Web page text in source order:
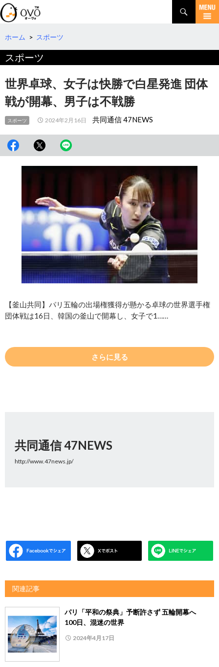
検
索
コ
テ
へ
ホーム > スポーツ
スポーツ
世界卓球、女子は快勝で白星発進 団体
戦が開幕、男子は不戦勝
スポーツ 2024年2月16日 共同通信 47NEWS
【釜山共同】パリ五輪の出場権獲得が懸かる卓球の世界選手権
団体戦は16日、韓国の釜山で開幕し、女子で1……
さらに見る
共同通信 47NEWS
http://www.47news.jp/
関連記事
パリ「平和の祭典」予断許さず 五輪開幕へ
100日、混迷の世界
2024年4月17日